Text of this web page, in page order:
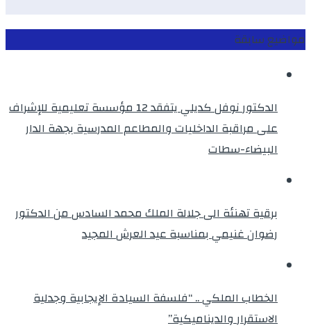
مواضيع سابقة
الدكتور نوفل كديلي يتفقد 12 مؤسسة تعليمية للإشراف
على مراقبة الداخليات والمطاعم المدرسية بجهة الدار
البيضاء-سطات
برقية تهنئة الى جلالة الملك محمد السادس من الدكتور
رضوان غنيمي بمناسبة عيد العرش المجيد
الخطاب الملكي .. “فلسفة السيادة الإيجابية وجدلية
الاستقرار والديناميكية”